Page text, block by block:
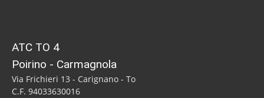
ATC TO 4
Poirino - Carmagnola
Via Frichieri 13 - Carignano - To
C.F. 94033630016